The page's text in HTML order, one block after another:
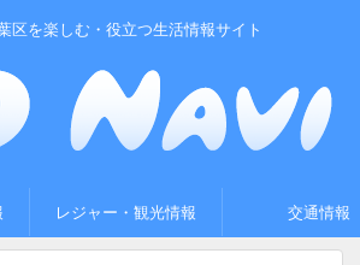
区を楽しむ・役立つ生活情報サイト
レジャー・観光情報 交通情報